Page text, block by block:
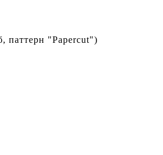
паттерн "Papercut")